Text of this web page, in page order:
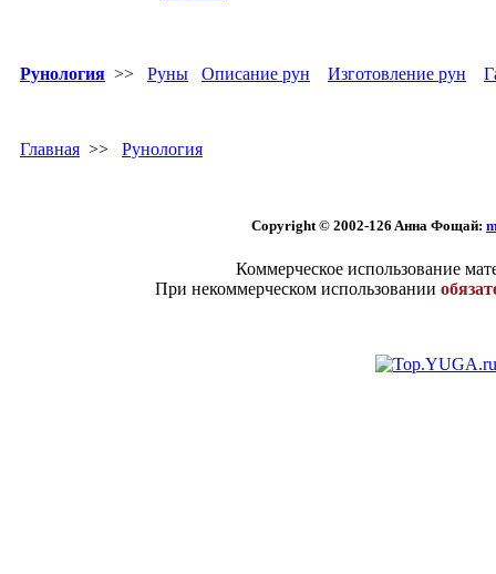
Рунология >> Руны Описание рун Изготовление рун
Главная >> Рунология
Copyright © 2002-126 Aннa Фoщaй:
Коммерческое использование
При некоммерческом использовании